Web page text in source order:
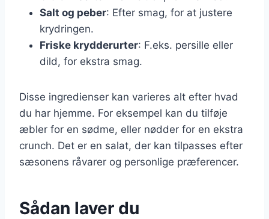
Salt og peber: Efter smag, for at justere
krydringen.
Friske krydderurter: F.eks. persille eller
dild, for ekstra smag.
Disse ingredienser kan varieres alt efter hvad
du har hjemme. For eksempel kan du tilføje
æbler for en sødme, eller nødder for en ekstra
crunch. Det er en salat, der kan tilpasses efter
sæsonens råvarer og personlige præferencer.
Sådan laver du